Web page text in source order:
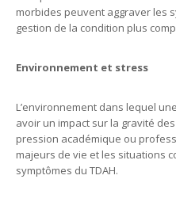
morbides peuvent aggraver les
gestion de la condition plus
Environnement et stress
L’environnement dans lequel
avoir un impact sur la gravité
pression académique ou
majeurs de vie et les situations
symptômes du TDAH.